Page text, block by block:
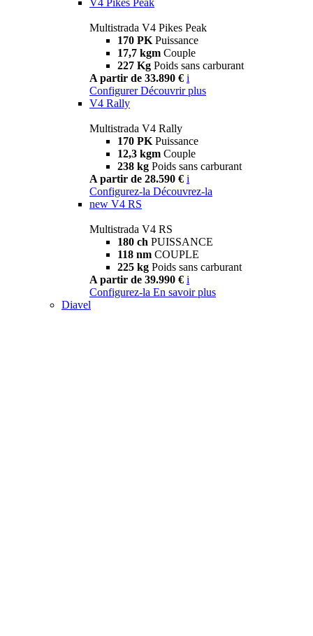
Multistrada V4 Pikes Peak
170 PK Puissance
17,7 kgm Couple
227 Kg Poids sans carburant
A partir de 33.890 € i
Configurer Découvrir plus
V4 Rally
Multistrada V4 Rally
170 PK Puissance
12,3 kgm Couple
238 kg Poids sans carburant
A partir de 28.590 € i
Configurez-la Découvrez-la
new V4 RS
Multistrada V4 RS
180 ch PUISSANCE
118 nm COUPLE
225 kg Poids sans carburant
A partir de 39.990 € i
Configurez-la En savoir plus
Diavel